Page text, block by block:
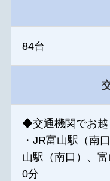
84台
◆交通機関でお越
・JR富山駅（南
山駅（南口）、
0分